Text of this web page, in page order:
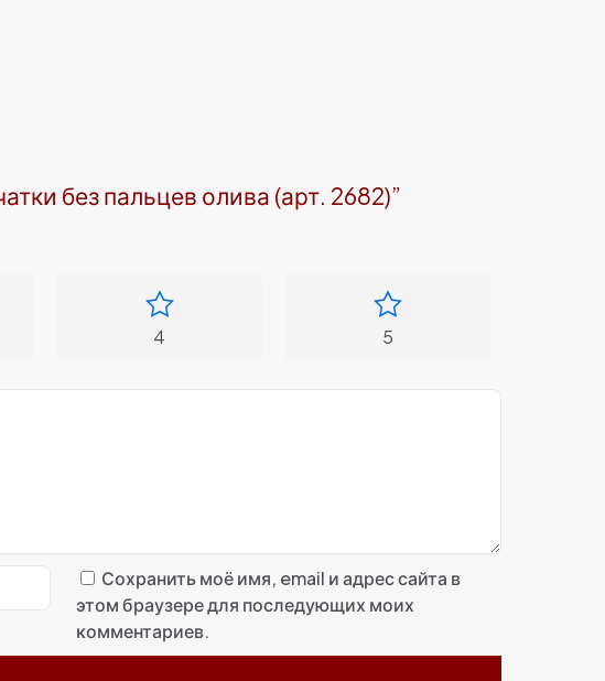
без пальцев олива (арт. 2682)”
4 5
Сохранить моё имя, email и адрес сайта в
этом браузере для последующих моих
комментариев.